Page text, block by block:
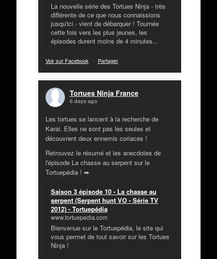
La nouvelle série des Tortues Ninja - très
différente de ce que nous connaissions
jusqu'ici - vient de débarquer ! Tournée
cette fois vers les plus jeunes, les
épisodes durent moins de 4 minutes...
Voir sur Facebook · Partager
Tortues Ninja France
6 days ago
Les tortues se lancent à la recherche de
Karai. Elles ne sont pas les seules et
découvrent deux ennemis coriaces !
Retrouvez le résumé et les anecdotes de
l'épisode La chasse au serpent sur le
Tortuepédia ! ➡
Saison 3 épisode 10 - La chasse au
serpent (Serpent hunt VO - Série TV
2012) - Tortuepédia
www.tortuepedia.com
Bienvenue sur le Tortuepédia, le site qui
vous permet de tout savoir sur les Tortues
Ninja !